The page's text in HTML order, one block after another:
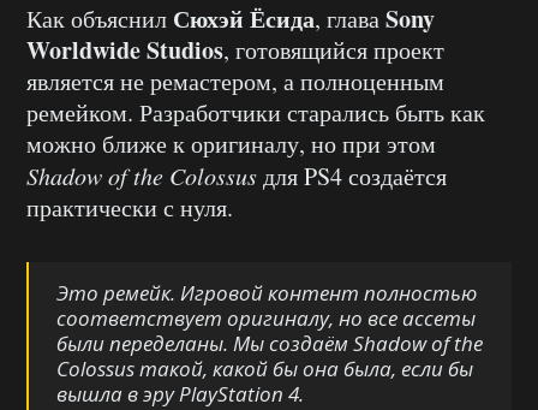
Как объяснил Сюхэй Ёсида, главаSony
Worldwide Studios, готовящийся проект
является не ремастером, а полноценным
ремейком. Разработчики старались быть как
можно ближе к оригиналу, но при этом
Shadowofthe Colossusдля PS4 создаётся
практически с нуля.
Это ремейк. Игровой контент полностью
соответствует оригиналу, но все ассеты
были переделаны. Мы создаём Shadow of the
Colossus такой, какой бы она была, если бы
вышла в эру PlayStation 4.